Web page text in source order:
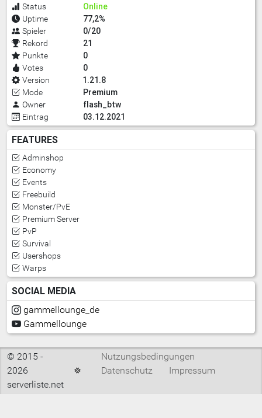
Status Online
Uptime 77,2%
Spieler 0/20
Rekord 21
Punkte 0
Votes 0
Version 1.21.8
Mode Premium
Owner flash_btw
Eintrag 03.12.2021
FEATURES
Adminshop
Economy
Events
Freebuild
Monster/PvE
Premium Server
PvP
Survival
Usershops
Warps
SOCIAL MEDIA
gammellounge_de
Gammellounge
© 2015 -
2026
serverliste.net
🍀
Nutzungsbedingungen
Datenschutz
Impressum